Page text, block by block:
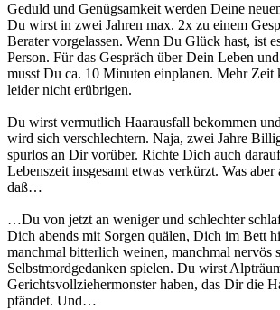
Geduld und Genügsamkeit werden Deine
Du wirst in zwei Jahren max. 2x zu einem
Berater vorgelassen. Wenn Du Glück hast, ist
Person. Für das Gespräch über Dein Leben
musst Du ca. 10 Minuten einplanen. Mehr Zeit
leider nicht erübrigen.
Du wirst vermutlich Haarausfall bekommen
wird sich verschlechtern. Naja, zwei Jahre
spurlos an Dir vorüber. Richte Dich auch
Lebenszeit insgesamt etwas verkürzt. Was aber
daß…
…Du von jetzt an weniger und schlechter
Dich abends mit Sorgen quälen, Dich im Bett
manchmal bitterlich weinen, manchmal nervös
Selbstmordgedanken spielen. Du wirst
Gerichtsvollziehermonster haben, das Dir die
pfändet. Und…